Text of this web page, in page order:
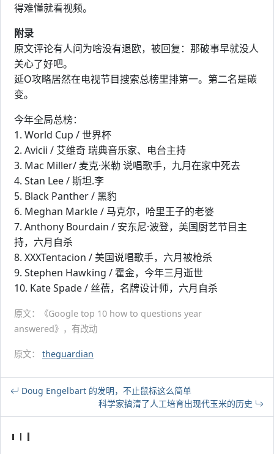
得难懂就看视频。
附录
原文评论有人问为啥没有退欧，被回复：那破事早就没人
关心了好吧。
延O攻略居然在电视节目搜索总榜里排第一。第二名是碳
变。
今年全局总榜：
1. World Cup / 世界杯
2. Avicii / 艾维奇 瑞典音乐家、电台主持
3. Mac Miller/ 麦克·米勒 说唱歌手，九月在家中死去
4. Stan Lee / 斯坦.李
5. Black Panther / 黑豹
6. Meghan Markle / 马克尔，哈里王子的老婆
7. Anthony Bourdain / 安东尼·波登，美国厨艺节目主
持，六月自杀
8. XXXTentacion / 美国说唱歌手，六月被枪杀
9. Stephen Hawking / 霍金，今年三月逝世
10. Kate Spade / 丝蓓，名牌设计师，六月自杀
原文：《Google top 10 how to questions year
answered》，有改动
原文： theguardian
Doug Engelbart 的发明，不止鼠标这么简单
科学家搞清了人工培育出现代玉米的历史